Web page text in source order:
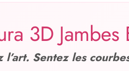
3D Jambes
l’art. Sentez les